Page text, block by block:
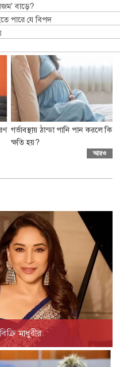
বাড়ে?
পারে যে বিপদ
গর্ভাবস্থায় ঠান্ডা পানি পান করলে কি
ক্ষতি হয়?
আরও
মাধুরীর